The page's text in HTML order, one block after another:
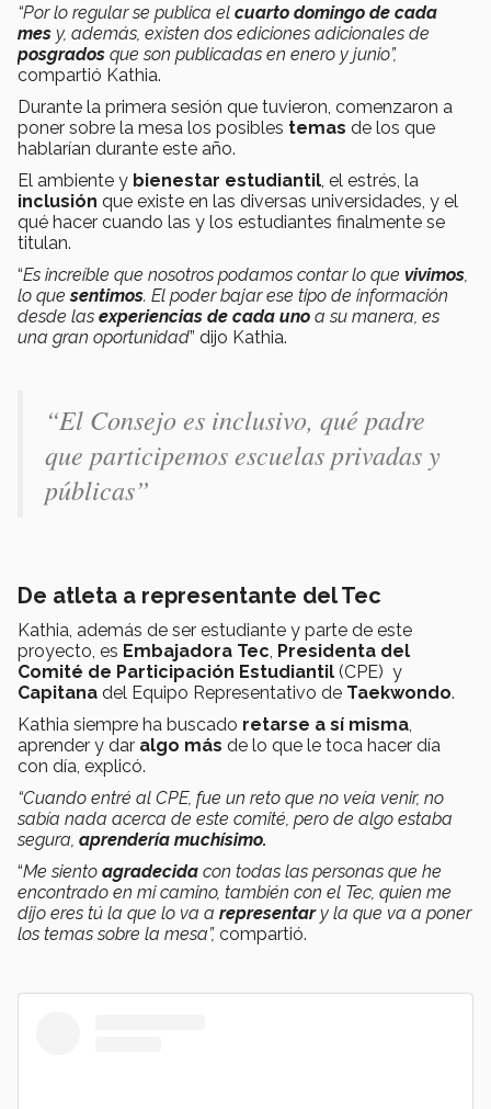
“Por lo regular se publica el cuarto domingo de cada
mes y, además, existen dos ediciones adicionales de
posgrados que son publicadas en enero y junio”,
compartió Kathia.
Durante la primera sesión que tuvieron, comenzaron a
poner sobre la mesa los posibles temas de los que
hablarían durante este año.
El ambiente y bienestar estudiantil, el estrés, la
inclusión que existe en las diversas universidades, y el
qué hacer cuando las y los estudiantes finalmente se
titulan.
“Es increíble que nosotros podamos contar lo que vivimos,
lo quesentimos. El poder bajar ese tipo de información
desde las experiencias de cada uno a su manera, es
una gran oportunidad” dijo Kathia.
“El Consejo es inclusivo, qué padre
que participemos escuelas privadas y
públicas”
De atleta a representante del Tec
Kathia, además de ser estudiante y parte de este
proyecto, es Embajadora Tec, Presidenta del
Comité de Participación Estudiantil (CPE) y
Capitana del Equipo Representativo de Taekwondo.
Kathia siempre ha buscado retarse a sí misma,
aprender y dar algo más de lo que le toca hacer día
con día, explicó.
“Cuando entré al CPE, fue un reto que no veía venir, no
sabía nada acerca de este comité, pero de algo estaba
segura, aprendería muchísimo.
“Me siento agradecida con todas las personas que he
encontrado en mi camino, también con el Tec, quien me
dijo eres tú la que lo va a representary la que va a poner
los temas sobre la mesa”, compartió.